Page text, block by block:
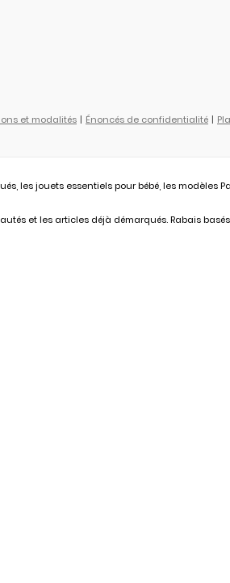
et modalités
Énoncés de confidentialité
les jouets essentiels pour bébé, les
et les articles déjà démarqués. Rabais